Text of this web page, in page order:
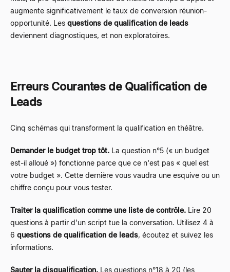
augmente significativement le taux de conversion réunion-
opportunité. Les questions de qualification de leads
deviennent diagnostiques, et non exploratoires.
Erreurs Courantes de Qualification de
Leads
Cinq schémas qui transforment la qualification en théâtre.
Demander le budget trop tôt. La question n°5 (« un budget
est-il alloué ») fonctionne parce que ce n'est pas « quel est
votre budget ». Cette dernière vous vaudra une esquive ou un
chiffre conçu pour vous tester.
Traiter la qualification comme une liste de contrôle. Lire 20
questions à partir d'un script tue la conversation. Utilisez 4 à
6 questions de qualification de leads, écoutez et suivez les
informations.
Sauter la disqualification. Les questions n°18 à 20 (les